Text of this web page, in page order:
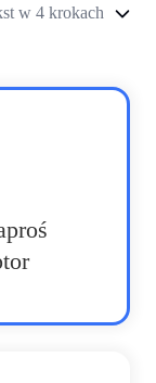
w 4 krokach